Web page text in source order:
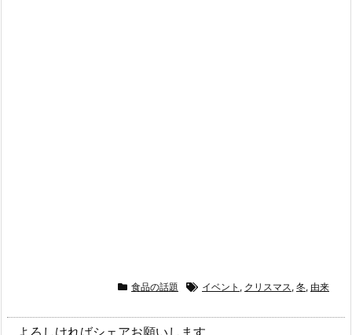
食品の話題 イベント , クリスマス , 冬, 由来
よろしければシェアお願いします